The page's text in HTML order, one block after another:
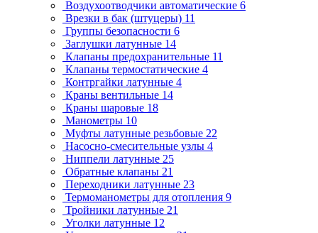
Воздухоотводчики автоматические 6
Врезки в бак (штуцеры) 11
Группы безопасности 6
Заглушки латунные 14
Клапаны предохранительные 11
Клапаны термостатические 4
Контргайки латунные 4
Краны вентильные 14
Краны шаровые 18
Манометры 10
Муфты латунные резьбовые 22
Насосно-смесительные узлы 4
Ниппели латунные 25
Обратные клапаны 21
Переходники латунные 23
Термоманометры для отопления 9
Тройники латунные 21
Уголки латунные 12